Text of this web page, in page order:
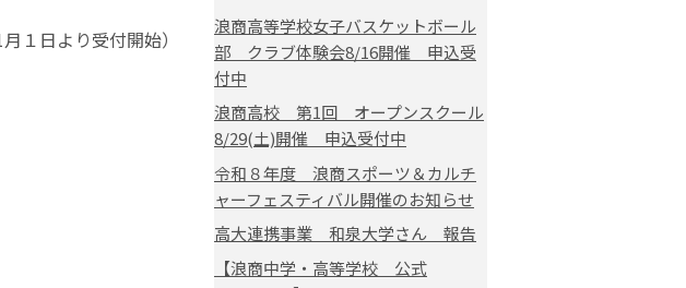
日より受付開始）
浪商高等学校女子バスケットボール
部 クラブ体験会8/16開催 申込受
付中
浪商高校 第1回 オープンスクール
8/29(土)開催 申込受付中
令和８年度 浪商スポーツ＆カルチ
ャーフェスティバル開催のお知らせ
高大連携事業 和泉大学さん 報告
【浪商中学・高等学校 公式